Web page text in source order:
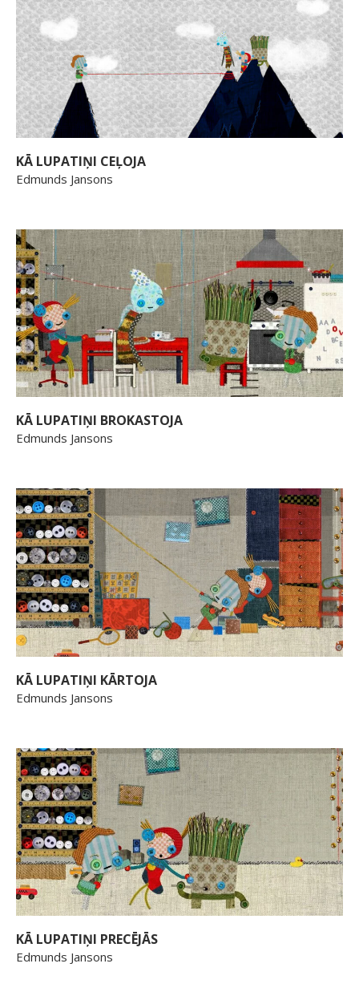
KĀ LUPATIŅI CEĻOJA
Edmunds Jansons
KĀ LUPATIŅI BROKASTOJA
Edmunds Jansons
KĀ LUPATIŅI KĀRTOJA
Edmunds Jansons
KĀ LUPATIŅI PRECĒJĀS
Edmunds Jansons